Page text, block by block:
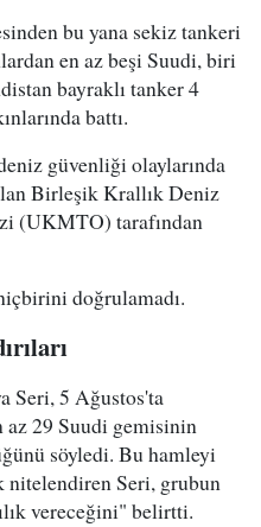
bu yana sekiz tankeri
en az beşi Suudi, biri
bayraklı tanker 4
battı.
güvenliği olaylarında
Birleşik Krallık Deniz
(UKMTO) tarafından
doğrulamadı.
Seri, 5 Ağustos'ta
az 29 Suudi gemisinin
söyledi. Bu hamleyi
nitelendiren Seri, grubun
vereceğini" belirtti.